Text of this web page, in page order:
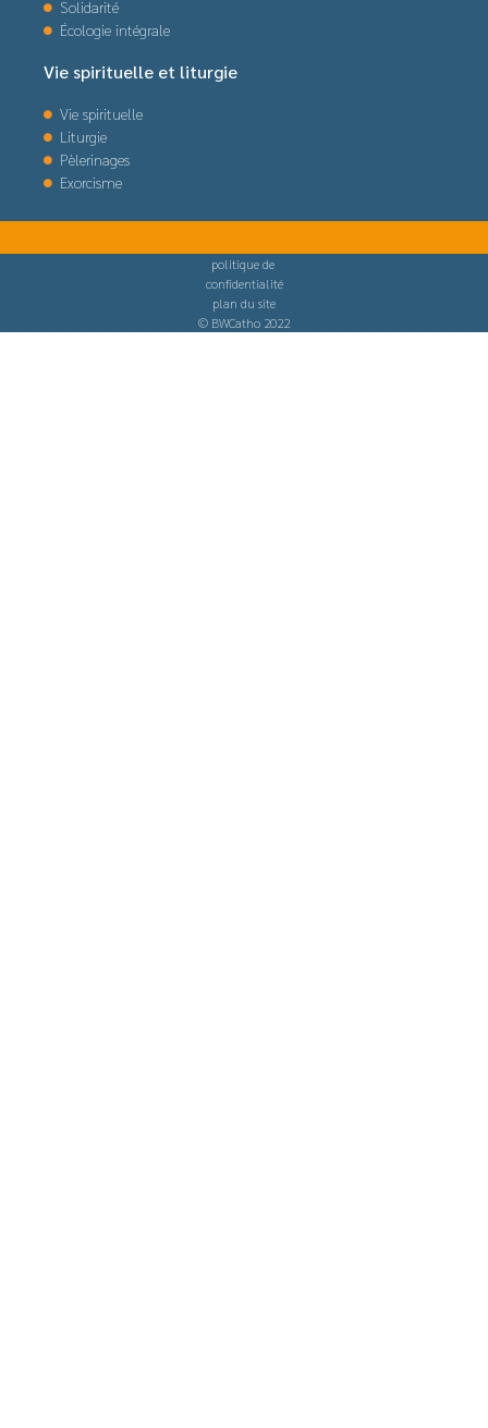
Solidarité
Écologie intégrale
Vie spirituelle et liturgie
Vie spirituelle
Liturgie
Pèlerinages
Exorcisme
politique de
confidentialité
plan du site
© BWCatho 2022